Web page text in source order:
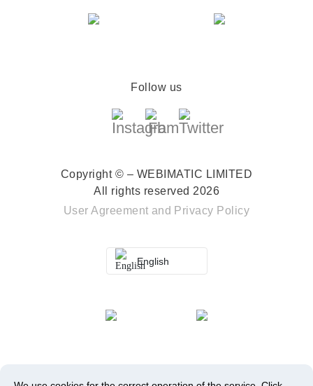
Follow us
Copyright © – WEBIMATIC LIMITED
All rights reserved 2026
User Agreement and Privacy Policy
English